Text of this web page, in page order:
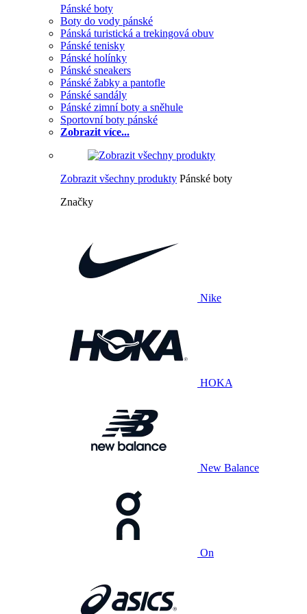
Pánské boty
Boty do vody pánské
Pánská turistická a trekingová obuv
Pánské tenisky
Pánské holínky
Pánské sneakers
Pánské žabky a pantofle
Pánské sandály
Pánské zimní boty a sněhule
Sportovní boty pánské
Zobrazit více...
Zobrazit všechny produkty Pánské boty
Značky
Nike
HOKA
New Balance
On